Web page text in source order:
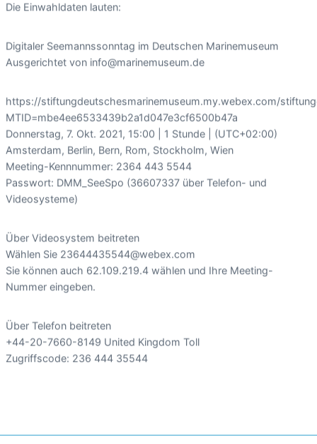
Die Einwahldaten lauten:
Digitaler Seemannssonntag im Deutschen Marinemuseum
Ausgerichtet von info@marinemuseum.de
https://stiftungdeutschesmarinemuseum.my.webex.com/
MTID=mbe4ee6533439b2a1d047e3cf6500b47a
Donnerstag, 7. Okt. 2021, 15:00 | 1 Stunde | (UTC+02:00)
Amsterdam, Berlin, Bern, Rom, Stockholm, Wien
Meeting-Kennnummer: 2364 443 5544
Passwort: DMM_SeeSpo (36607337 über Telefon- und
Videosysteme)
Über Videosystem beitreten
Wählen Sie 23644435544@webex.com
Sie können auch 62.109.219.4 wählen und Ihre Meeting-
Nummer eingeben.
Über Telefon beitreten
+44-20-7660-8149 United Kingdom Toll
Zugriffscode: 236 444 35544